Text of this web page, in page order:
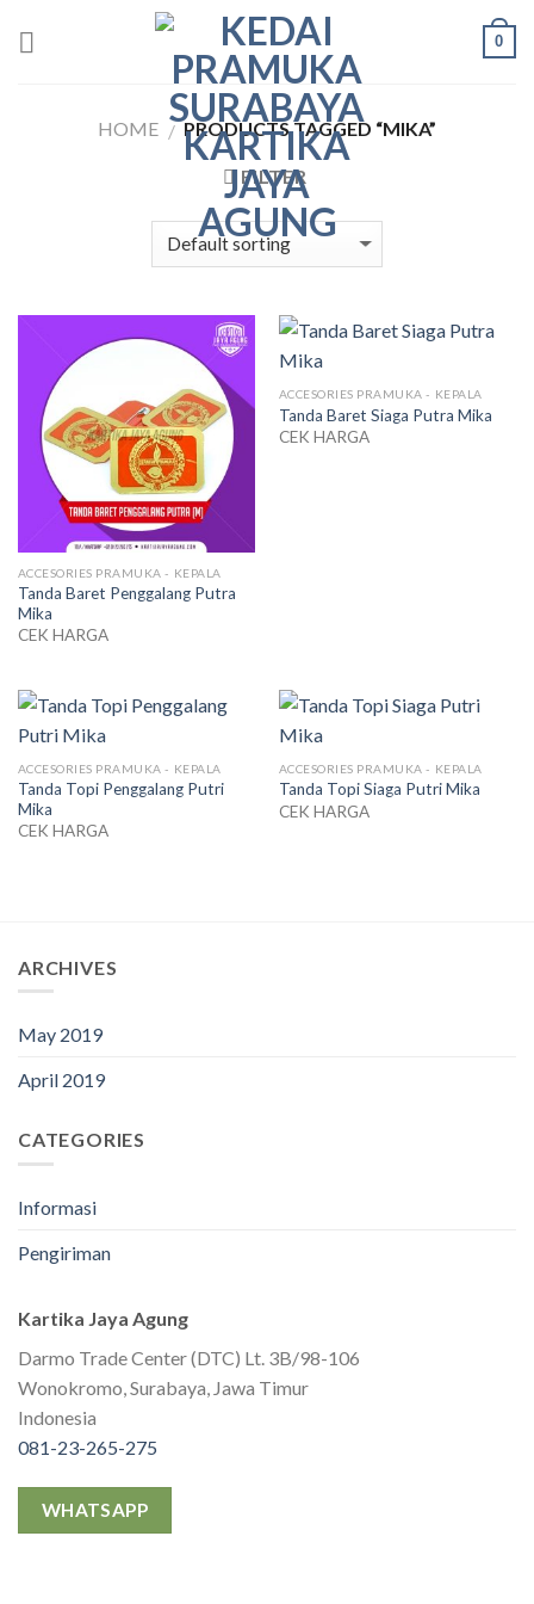
0
HOME / PRODUCTS TAGGED “MIKA”
FILTER
ACCESORIES PRAMUKA - KEPALA
Tanda Baret Penggalang Putra
Mika
CEK HARGA
ACCESORIES PRAMUKA - KEPALA
Tanda Baret Siaga Putra Mika
CEK HARGA
ACCESORIES PRAMUKA - KEPALA
Tanda Topi Penggalang Putri
Mika
CEK HARGA
ACCESORIES PRAMUKA - KEPALA
Tanda Topi Siaga Putri Mika
CEK HARGA
ARCHIVES
May 2019
April 2019
CATEGORIES
Informasi
Pengiriman
Kartika Jaya Agung
Darmo Trade Center (DTC) Lt. 3B/98-106
Wonokromo, Surabaya, Jawa Timur
Indonesia
081-23-265-275
WHATSAPP